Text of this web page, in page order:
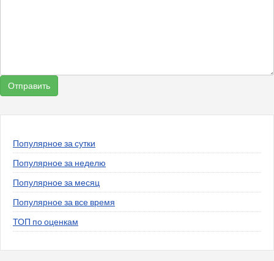
Популярное за сутки
Популярное за неделю
Популярное за месяц
Популярное за все время
ТОП по оценкам